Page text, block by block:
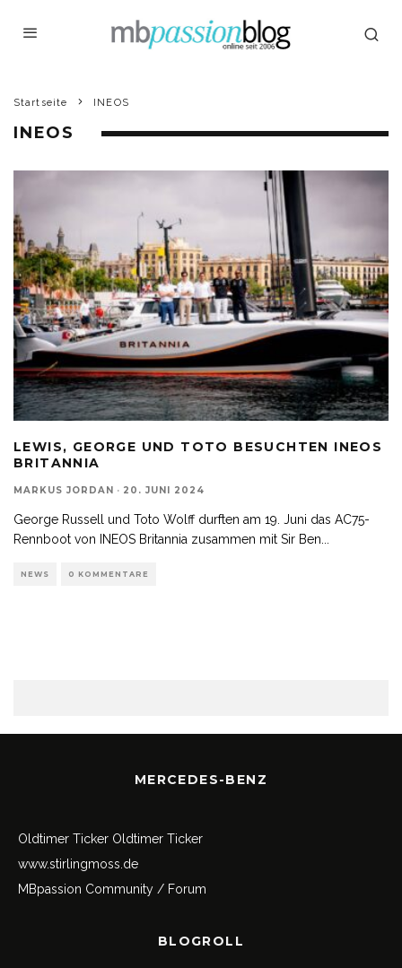
Startseite INEOS
INEOS
LEWIS, GEORGE UND TOTO BESUCHTEN INEOS
BRITANNIA
MARKUS JORDAN · 20. JUNI 2024
George Russell und Toto Wolff durften am 19. Juni das AC75-
Rennboot von INEOS Britannia zusammen mit Sir Ben
NEWS 0 KOMMENTARE
MERCEDES-BENZ
Oldtimer Ticker Oldtimer Ticker
www.stirlingmoss.de
MBpassion Community / Forum
BLOGROLL